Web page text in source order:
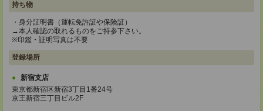
持ち物
・身分証明書（運転免許証や保険証）
→本人確認の取れるものをご持参下さい。
※印鑑・証明写真は不要
登録場所
新宿支店
東京都新宿区新宿3丁目1番24号
京王新宿三丁目ビル2F